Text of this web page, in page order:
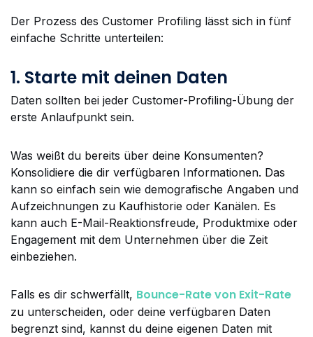
Der Prozess des Customer Profiling lässt sich in fünf
einfache Schritte unterteilen:
1. Starte mit deinen Daten
Daten sollten bei jeder Customer-Profiling-Übung der
erste Anlaufpunkt sein.
Was weißt du bereits über deine Konsumenten?
Konsolidiere die dir verfügbaren Informationen. Das
kann so einfach sein wie demografische Angaben und
Aufzeichnungen zu Kaufhistorie oder Kanälen. Es
kann auch E-Mail-Reaktionsfreude, Produktmixe oder
Engagement mit dem Unternehmen über die Zeit
einbeziehen.
Falls es dir schwerfällt, Bounce-Rate von Exit-Rate
zu unterscheiden, oder deine verfügbaren Daten
begrenzt sind, kannst du deine eigenen Daten mit